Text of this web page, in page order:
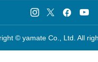
© yamate Co., Ltd. All